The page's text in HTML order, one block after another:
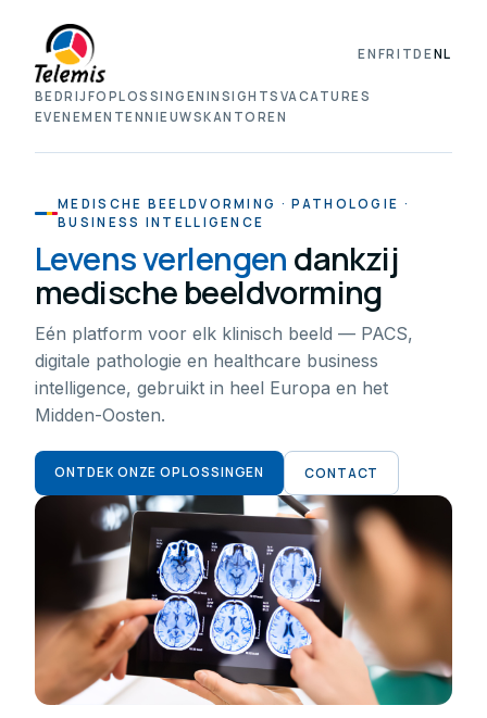
BEDRIJFOPLOSSINGEN INSIGHTS VACATURES
EVENEMENTENNIEUWSKANTOREN
ENFRITDENL
MEDISCHE BEELDVORMING · PATHOLOGIE ·
BUSINESS INTELLIGENCE
Levens verlengen dankzij
medische beeldvorming
Eén platform voor elk klinisch beeld — PACS,
digitale pathologie en healthcare business
intelligence, gebruikt in heel Europa en het
Midden-Oosten.
ONTDEK ONZE OPLOSSINGEN CONTACT